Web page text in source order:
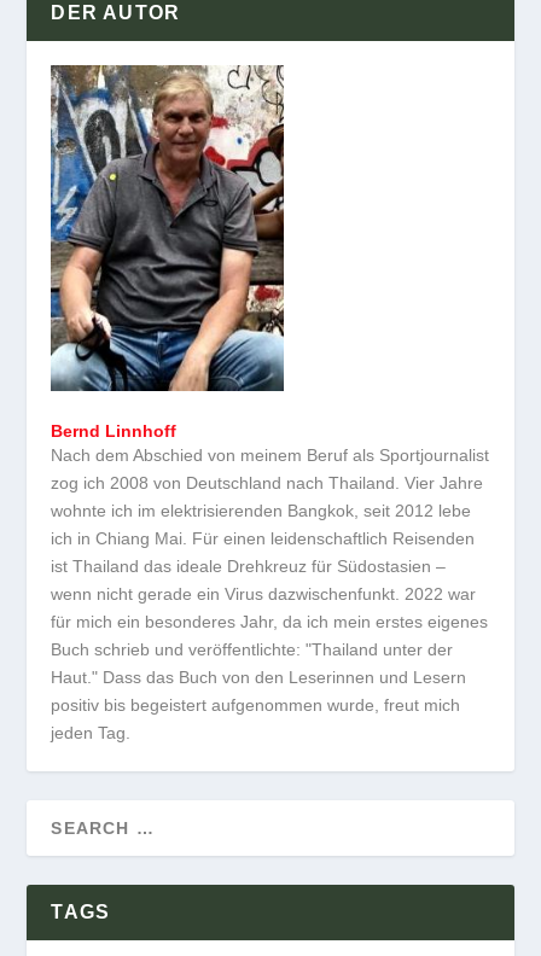
DER AUTOR
Bernd Linnhoff
Nach dem Abschied von meinem Beruf als Sportjournalist
zog ich 2008 von Deutschland nach Thailand. Vier Jahre
wohnte ich im elektrisierenden Bangkok, seit 2012 lebe
ich in Chiang Mai. Für einen leidenschaftlich Reisenden
ist Thailand das ideale Drehkreuz für Südostasien –
wenn nicht gerade ein Virus dazwischenfunkt. 2022 war
für mich ein besonderes Jahr, da ich mein erstes eigenes
Buch schrieb und veröffentlichte: "Thailand unter der
Haut." Dass das Buch von den Leserinnen und Lesern
positiv bis begeistert aufgenommen wurde, freut mich
jeden Tag.
TAGS